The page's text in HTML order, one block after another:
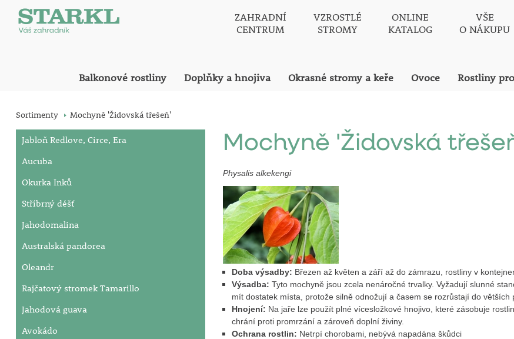
ZAHRADNÍ
CENTRUM
VZROSTLÉ
STROMY
ONLINE
KATALOG
VŠE
O NÁKUPU
Balkonové rostliny Doplňky a hnojiva Okrasné stromy a keře Ovoce Rostliny
Sortimenty Mochyně 'Židovská třešeň'
Jabloň Redlove, Circe, Era
Aucuba
Okurka Inků
Stříbrný déšť
Jahodomalina
Australská pandorea
Oleandr
Rajčatový stromek Tamarillo
Jahodová guava
Avokádo
Mochyně 'Židovská
Physalis alkekengi
Doba výsadby: Březen až květen a září až do zámrazu, rostliny v
Výsadba:Tyto mochyně jsou zcela nenáročné trvalky. Vyžadují slunné
mít dostatek místa, protože silně odnožují a časem se rozrůstají do větších
Hnojení: Na jaře lze použít plné vícesložkové hnojivo, které zásobuje
chrání proti promrzání a zároveň doplní živiny.
Ochrana rostlin: Netrpí chorobami, nebývá napadána škůdci